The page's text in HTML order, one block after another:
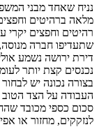
נניח שאחד מבני
מלאה ברהיטים
רהיטים וחפצים יקרי
שתעדיפו חברה
דירת ירושה נשמע
נכנסים קצת יותר
בצורה נכונה יש
העבודה על הצד הטוב
סכום כספי מכובד
לנזקקים, מחזור או